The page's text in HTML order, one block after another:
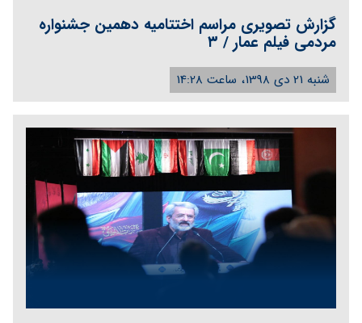
گزارش تصویری مراسم اختتامیه دهمین جشنواره
مردمی فیلم عمار / ۳
شنبه 21 دی 1398، ساعت 14:28